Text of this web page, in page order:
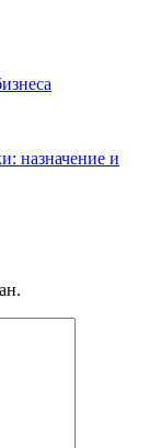
назначение и